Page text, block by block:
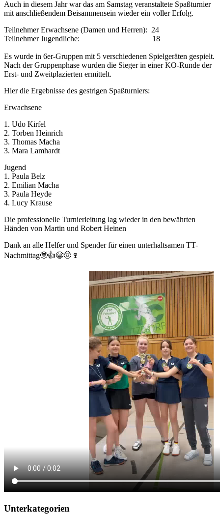
Auch in diesem Jahr war das am Samstag veranstaltete Spaßturnier
mit anschließendem Beisammensein wieder ein voller Erfolg.
Teilnehmer Erwachsene (Damen und Herren): 24
Teilnehmer Jugendliche: 18
Es wurde in 6er-Gruppen mit 5 verschiedenen Spielgeräten gespielt.
Nach der Gruppenphase wurden die Sieger in einer KO-Runde der
Erst- und Zweitplazierten ermittelt.
Hier die Ergebnisse des gestrigen Spaßturniers:
Erwachsene
1. Udo Kirfel
2. Torben Heinrich
3. Thomas Macha
3. Mara Lamhardt
Jugend
1. Paula Belz
2. Emilian Macha
3. Paula Heyde
4. Lucy Krause
Die professionelle Turnierleitung lag wieder in den bewährten
Händen von Martin und Robert Heinen
Dank an alle Helfer und Spender für einen unterhaltsamen TT-
Nachmittag🤓👍😁🤠🍷
Unterkategorien